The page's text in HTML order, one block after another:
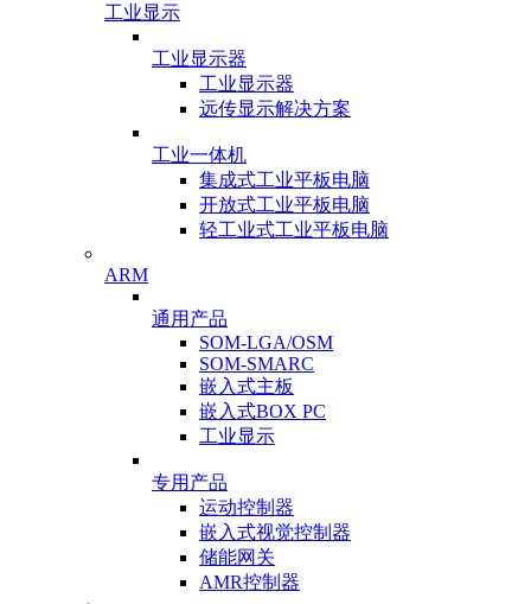
工业显示
工业显示器
工业显示器
远传显示解决方案
工业一体机
集成式工业平板电脑
开放式工业平板电脑
轻工业式工业平板电脑
ARM
通用产品
SOM-LGA/OSM
SOM-SMARC
嵌入式主板
嵌入式BOX PC
工业显示
专用产品
运动控制器
嵌入式视觉控制器
储能网关
AMR控制器